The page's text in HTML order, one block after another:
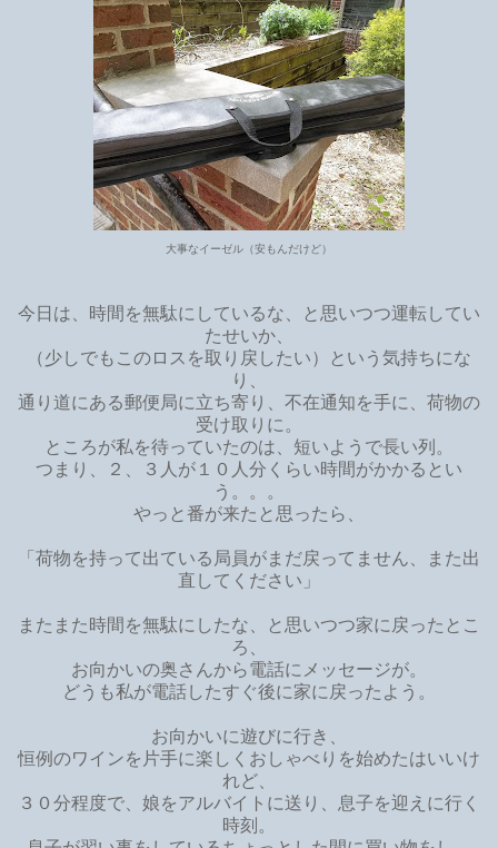
大事なイーゼル（安もんだけど）
今日は、時間を無駄にしているな、と思いつつ運転してい
たせいか、
（少しでもこのロスを取り戻したい）という気持ちにな
り、
通り道にある郵便局に立ち寄り、不在通知を手に、荷物の
受け取りに。
ところが私を待っていたのは、短いようで長い列。
つまり、２、３人が１０人分くらい時間がかかるとい
う。。。
やっと番が来たと思ったら、
「荷物を持って出ている局員がまだ戻ってません、また出
直してください」
またまた時間を無駄にしたな、と思いつつ家に戻ったとこ
ろ、
お向かいの奥さんから電話にメッセージが。
どうも私が電話したすぐ後に家に戻ったよう。
お向かいに遊びに行き、
恒例のワインを片手に楽しくおしゃべりを始めたはいいけ
れど、
３０分程度で、娘をアルバイトに送り、息子を迎えに行く
時刻。